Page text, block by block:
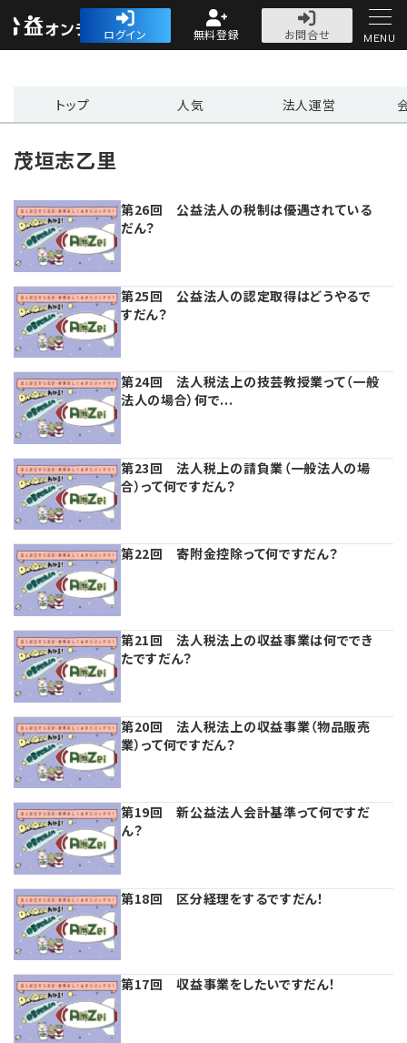
公益・一般法人オ
ログイン 無料登録
お問合せ
人気記事
法人運営
法人運営
理事会
評議員会・社員総会
評議員
登記関連
定款関連
法改正-法人運営
会計・税務
会計・税務
定期提出書類
寄附
税務
インボイス
電子帳簿保存法
労務
労務
給与計算
法改正-労務
法務
利益相反取引
個人情報
法改正-法務
経営
経営
資産運用
IT
連載
連載
論壇
カレンダー
NEWS・TOPIC・特報
【連載】オピニオンリーダーのnote
【連載】会計相談室
【連載】公益法人運営実務の処方箋
【連載】公益法人会計検定試験一問一答
【連載】公益法人のための「新公益信託」活用戦略
【連載】公益法人制度のリアル
【連載】これからの時代の資産運用
【連載】採用・定着・育成のための人事戦略
【連載】事例に学ぶ立入検査で想定される指摘事項
【連載】シェアコモン200インタビュー
【連載】シェアコモン200 誌上相談室
【連載】実務と税務のポイント
【連載】事務局だよりPLUS
【連載】テーマで紐解く逆引きガイドライン
【連載】悩みと向き合う経営学
【連載】非営利法人AtoZei
無料記事
公益・一般法人オンラインとは
登録案内
専門誌一覧
お問合せ
プライバシーポリシー
MENU
トップ 人気 法人運営
茂垣志乙里
第26回 公益法人の税制は優遇されている
だん？
第25回 公益法人の認定取得はどうやるで
すだん？
第24回 法人税法上の技芸教授業って（一般
法人の場合）何で...
第23回 法人税上の請負業（一般法人の場
合）って何ですだん？
第22回 寄附金控除って何ですだん？
第21回 法人税法上の収益事業は何ででき
たですだん？
第20回 法人税法上の収益事業（物品販売
業）って何ですだん？
第19回 新公益法人会計基準って何ですだ
ん？
第18回 区分経理をするですだん！
第17回 収益事業をしたいですだん！